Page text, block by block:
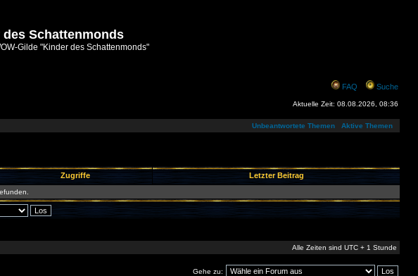
des Schattenmonds
Gilde "Kinder des Schattenmonds"
FAQ Suche
Aktuelle Zeit: 08.08.2026, 08:36
Unbeantwortete Themen Aktive Themen
Zugriffe Letzter Beitrag
Alle Zeiten sind UTC + 1 Stunde
Gehe zu: